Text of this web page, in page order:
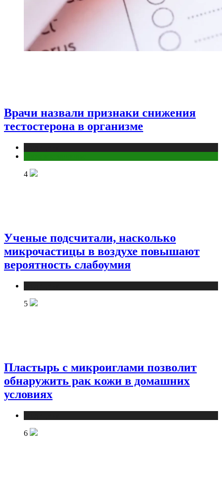
Врачи назвали признаки снижения
тестостерона в организме
4
Ученые подсчитали, насколько
микрочастицы в воздухе повышают
вероятность слабоумия
5
Пластырь с микроиглами позволит
обнаружить рак кожи в домашних
условиях
6